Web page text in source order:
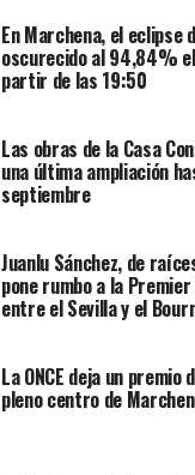
En Marchena, el eclipse
oscurecido al 94,84%
partir de las 19:50
Las obras de la Casa
una última ampliación
septiembre
Juanlu Sánchez, de
pone rumbo a la
entre el Sevilla y el
La ONCE deja un
pleno centro de